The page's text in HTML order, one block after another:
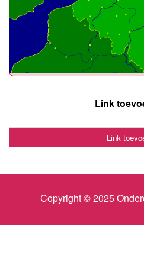
Link
Link
Copyright © 2025